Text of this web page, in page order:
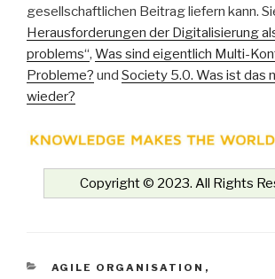
gesellschaftlichen Beitrag liefern kann.
Herausforderungen der Digitalisierung
problems“, Was sind eigentlich Multi-
Probleme? und Society 5.0. Was ist das
wieder?
Copyright © 2023. All Rights
KATEGORIEN
AGILE ORGANISATION ,